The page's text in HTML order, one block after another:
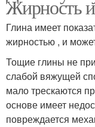
Жирность и
Глина имеет
жирностью , и
Тощие глины не
слабой вяжущей
мало трескаются
основе имеет
повреждается